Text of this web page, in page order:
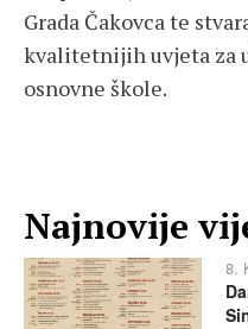
Grada Čakovca te
kvalitetnijih uvjeta za
osnovne škole.
Najnovije
8.